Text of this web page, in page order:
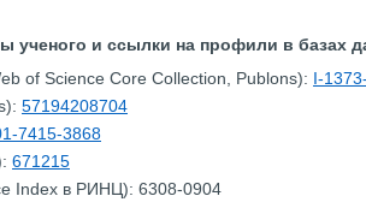
ученого и ссылки на профили в базах
of Science Core Collection, Publons): I-
57194208704
7415-3868
671215
Index в РИНЦ): 6308-0904